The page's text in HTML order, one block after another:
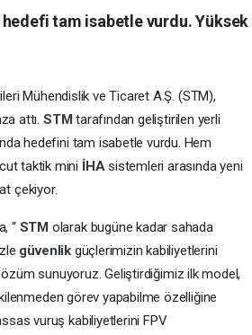
tam isabetle vurdu. Yüksek
Mühendislik ve Ticaret A.Ş. (STM),
attı. STMtarafından geliştirilen yerli
hedefini tam isabetle vurdu. Hem
taktik mini İHAsistemleri arasında yeni
çekiyor.
“ STM olarak bugüne kadar sahada
güvenlik güçlerimizin kabiliyetlerini
sunuyoruz. Geliştirdiğimiz ilk model,
görev yapabilme özelliğine
vuruş kabiliyetlerini FPV